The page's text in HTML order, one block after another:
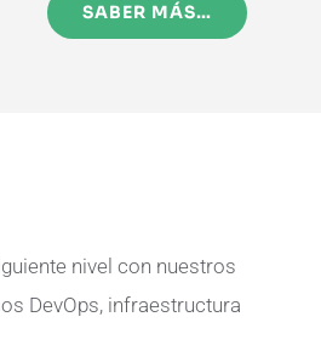
SABER MÁS…
nivel con nuestros
DevOps, infraestructura